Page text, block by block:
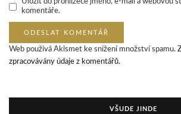
Uložit do prohlížeče jméno, e-mail a webovou
komentáře.
Web používá Akismet ke snížení množství spamu.
zpracovávány údaje z komentářů.
VŠUDE JINDE